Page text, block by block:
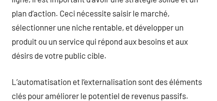
plan d’action. Ceci nécessite saisir le marché,
sélectionner une niche rentable, et développer un
produit ou un service qui répond aux besoins et aux
désirs de votre public cible.
L’automatisation et l’externalisation sont des éléments
clés pour améliorer le potentiel de revenus passifs.